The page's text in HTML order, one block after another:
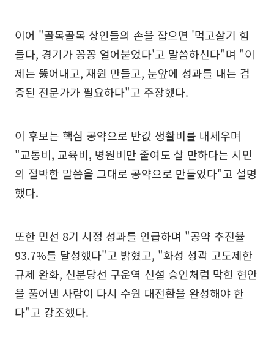
이어 "골목골목 상인들의 손을 잡으면 '먹고살기 힘
들다, 경기가 꽁꽁 얼어붙었다'고 말씀하신다"며 "이
제는 뚫어내고, 재원 만들고, 눈앞에 성과를 내는 검
증된 전문가가 필요하다"고 주장했다.
이 후보는 핵심 공약으로 반값 생활비를 내세우며
"교통비, 교육비, 병원비만 줄여도 살 만하다는 시민
의 절박한 말씀을 그대로 공약으로 만들었다"고 설명
했다.
또한 민선 8기 시정 성과를 언급하며 "공약 추진율
93.7%를 달성했다"고 밝혔고, "화성 성곽 고도제한
규제 완화, 신분당선 구운역 신설 승인처럼 막힌 현안
을 풀어낸 사람이 다시 수원 대전환을 완성해야 한
다"고 강조했다.